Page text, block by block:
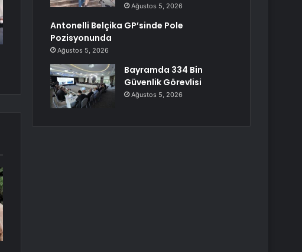
Ağustos 5, 2026
Antonelli Belçika GP’sinde Pole
Pozisyonunda
Ağustos 5, 2026
Bayramda 334 Bin
Güvenlik Görevlisi
Ağustos 5, 2026